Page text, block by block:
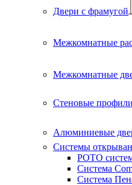
Двери с фрамугой
Межкомнатные
Межкомнатные
Стеновые профили
Алюминиевые
Системы
РОТО
Система
Система